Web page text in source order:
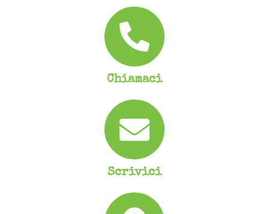
Chiamaci
Scrivici